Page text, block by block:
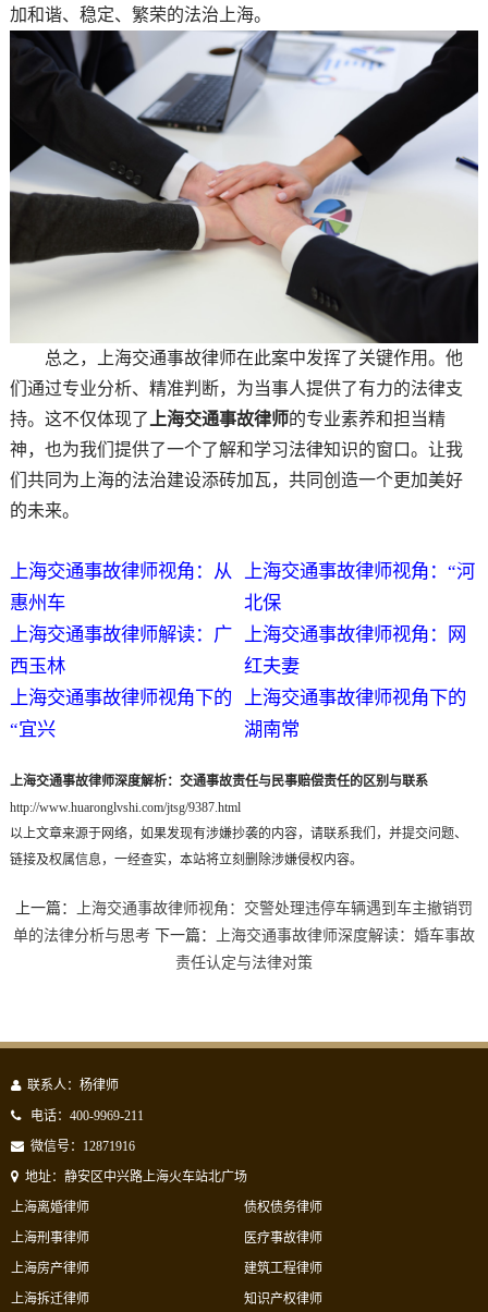
加和谐、稳定、繁荣的法治上海。
总之，上海交通事故律师在此案中发挥了关键作用。他
们通过专业分析、精准判断，为当事人提供了有力的法律支
持。这不仅体现了 上海交通事故律师的专业素养和担当精
神，也为我们提供了一个了解和学习法律知识的窗口。让我
们共同为上海的法治建设添砖加瓦，共同创造一个更加美好
的未来。
上海交通事故律师视角：从
惠州车
上海交通事故律师视角：“河
北保
上海交通事故律师解读：广
西玉林
上海交通事故律师视角：网
红夫妻
上海交通事故律师视角下的
“宜兴
上海交通事故律师视角下的
湖南常
上海交通事故律师深度解析：交通事故责任与民事赔偿责任的区别与联系
http://www.huaronglvshi.com/jtsg/9387.html
以上文章来源于网络，如果发现有涉嫌抄袭的内容，请联系我们，并提交问题、
链接及权属信息，一经查实，本站将立刻删除涉嫌侵权内容。
上一篇：
上海交通事故律师视角：交警处理违停车辆遇到车主撤销罚
单的法律分析与思考下一篇：
上海交通事故律师深度解读：婚车事故
责任认定与法律对策
联系人：杨律师
电话：400-9969-211
微信号：12871916
地址：静安区中兴路上海火车站北广场
上海离婚律师
上海刑事律师
上海房产律师
上海拆迁律师
债权债务律师
医疗事故律师
建筑工程律师
知识产权律师